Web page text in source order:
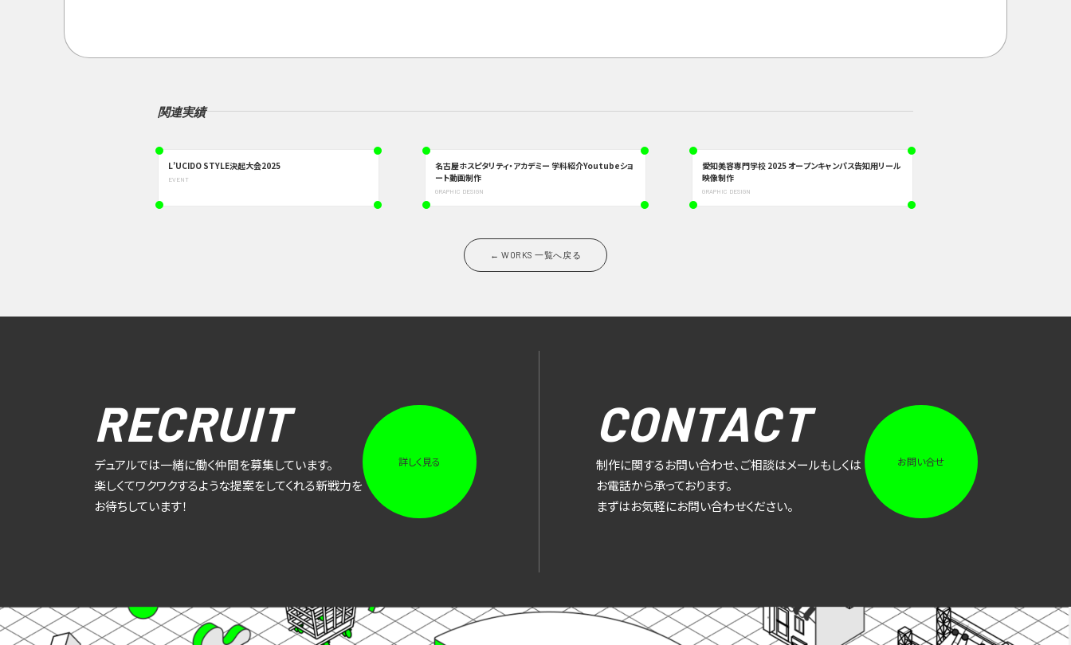
関連実績
L’UCIDO STYLE決起大会2025
EVENT
名古屋ホスピタリティ・アカデミー 学科紹介Youtubeショ
ート動画制作
GRAPHIC DESIGN
愛知美容専門学校 2025 オープンキャンパス告知用リール
映像制作
GRAPHIC DESIGN
← WORKS 一覧へ戻る
RECRUIT
デュアルでは一緒に働く仲間を募集しています。
楽しくてワクワクするような提案をしてくれる新戦力を
お待ちしています！
詳しく見る
CONTACT
制作に関するお問い合わせ、ご相談はメールもしくは
お電話から承っております。
まずはお気軽にお問い合わせください。
お問い合せ